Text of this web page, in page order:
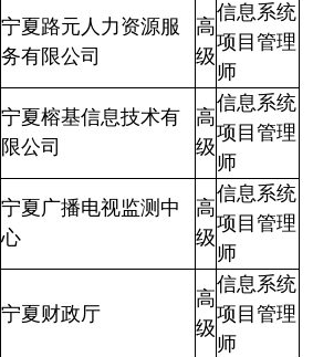
宁夏路元人力资源服
务有限公司
高
级
信息系统
项目管理
师
宁夏榕基信息技术有
限公司
高
级
信息系统
项目管理
师
宁夏广播电视监测中
心
高
级
信息系统
项目管理
师
宁夏财政厅
高
级
信息系统
项目管理
师